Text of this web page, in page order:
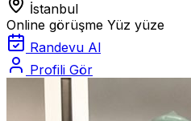
İstanbul
Online görüşme Yüz yüze
Randevu Al
Profili Gör